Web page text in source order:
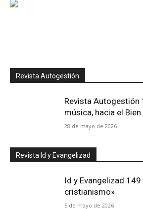
Revista Autogestión
Revista Autogestión
música, hacia el
28 de mayo de 2026
Revista Id y Evangelizad
Id y Evangelizad
cristianismo»
5 de mayo de 2026